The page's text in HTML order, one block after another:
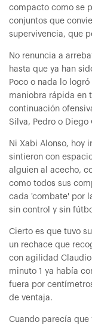
compacto como se
conjuntos que
supervivencia, que
No renuncia a
hasta que ya han
Poco o nada lo
maniobra rápida en
continuación
Silva, Pedro o Diego
Ni Xabi Alonso, hoy
sintieron con
alguien al acecho,
como todos sus
cada 'combate' por
sin control y sin
Cierto es que tuvo
un rechace que
con agilidad Claudio
minuto 1 ya había
fuera por
de ventaja.
Cuando parecía